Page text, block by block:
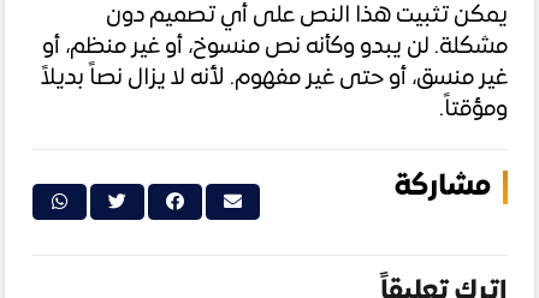
يمكن تثبيت هذا النص على أي تصميم دون
مشكلة. لن يبدو وكأنه نص منسوخ، أو غير منظم، أو
غير منسق، أو حتى غير مفهوم. لأنه لا يزال نصاً بديلاً
ومؤقتاً.
مشاركة